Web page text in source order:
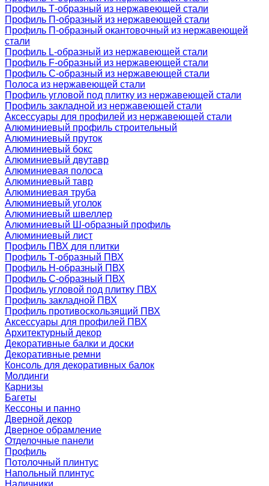
Профиль Т-образный из нержавеющей стали
Профиль П-образный из нержавеющей стали
Профиль П-образный окантовочный из нержавеющей
стали
Профиль L-образный из нержавеющей стали
Профиль F-образный из нержавеющей стали
Профиль C-образный из нержавеющей стали
Полоса из нержавеющей стали
Профиль угловой под плитку из нержавеющей стали
Профиль закладной из нержавеющей стали
Аксессуары для профилей из нержавеющей стали
Алюминиевый профиль строительный
Алюминиевый пруток
Алюминиевый бокс
Алюминиевый двутавр
Алюминиевая полоса
Алюминиевый тавр
Алюминиевая труба
Алюминиевый уголок
Алюминиевый швеллер
Алюминиевый Ш-образный профиль
Алюминиевый лист
Профиль ПВХ для плитки
Профиль Т-образный ПВХ
Профиль H-образный ПВХ
Профиль C-образный ПВХ
Профиль угловой под плитку ПВХ
Профиль закладной ПВХ
Профиль противоскользящий ПВХ
Аксессуары для профилей ПВХ
Архитектурный декор
Декоративные балки и доски
Декоративные ремни
Консоль для декоративных балок
Молдинги
Карнизы
Багеты
Кессоны и панно
Дверной декор
Дверное обрамление
Отделочные панели
Профиль
Потолочный плинтус
Напольный плинтус
Наличники